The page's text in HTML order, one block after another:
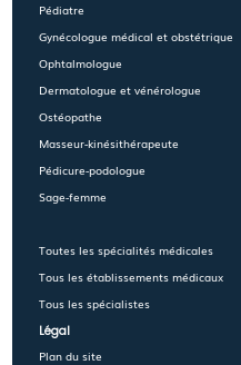
Pédiatre
Gynécologue médical et obstétrique
Ophtalmologue
Dermatologue et vénérologue
Ostéopathe
Masseur-kinésithérapeute
Pédicure-podologue
Sage-femme
Toutes les spécialités médicales
Tous les établissements médicaux
Tous les spécialistes
Légal
Plan du site